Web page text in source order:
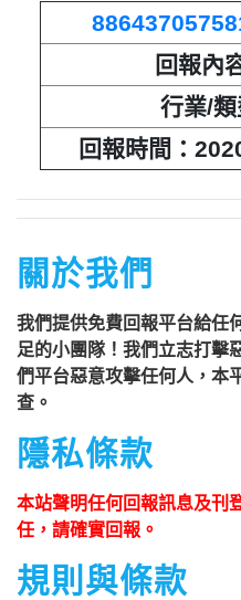
匿名：
回報內容
行業/
回報內容：
行業/
回報時間：
匿名：
回報時間：
回報內
行業/
回報時間：
關於我們
我們提供免費回報平台給任
足的小團隊！我們立志打擊
們平台惡意攻擊任何人，本
查。
隱私條款
本站聲明任何回報訊息及刊
任，請確實回報。
規則與條款